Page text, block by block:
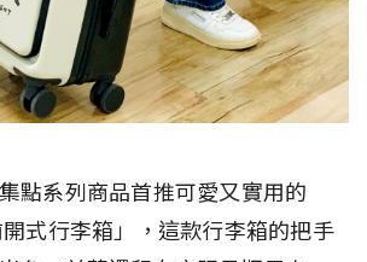
點系列商品首推可愛又實用的
開式行李箱」，這款行李箱的把手